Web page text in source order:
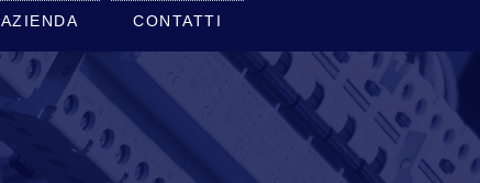
AZIENDA CONTATTI